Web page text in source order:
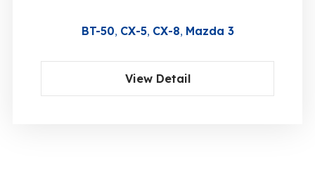
BT-50 CX-5 CX-8 Mazda 3
View Detail